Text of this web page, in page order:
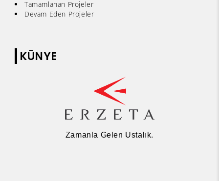
Tamamlanan Projeler
Devam Eden Projeler
KÜNYE
Zamanla Gelen Ustalık.